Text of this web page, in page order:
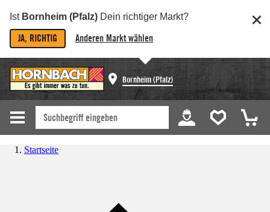
Ist Bornheim (Pfalz) Dein richtiger Markt?
JA, RICHTIG Anderen Markt wählen
Bornheim (Pfalz)
Startseite